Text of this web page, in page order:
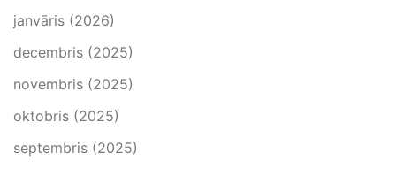
janvāris (2026)
decembris (2025)
novembris (2025)
oktobris (2025)
septembris (2025)